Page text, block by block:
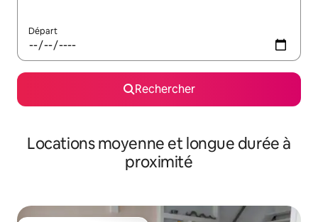
Départ
Rechercher
Locations moyenne et longue durée à
proximité